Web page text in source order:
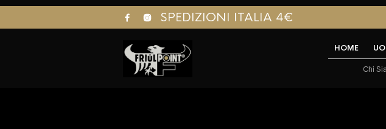
SPEDIZIONI ITALIA 4€
HOME
Chi